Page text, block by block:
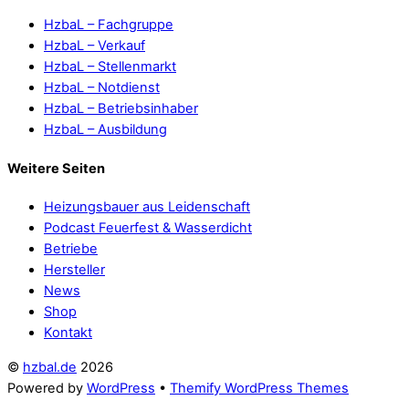
HzbaL – Fachgruppe
HzbaL – Verkauf
HzbaL – Stellenmarkt
HzbaL – Notdienst
HzbaL – Betriebsinhaber
HzbaL – Ausbildung
Weitere Seiten
Heizungsbauer aus Leidenschaft
Podcast Feuerfest & Wasserdicht
Betriebe
Hersteller
News
Shop
Kontakt
© hzbal.de 2026
Powered by WordPress • Themify WordPress Themes